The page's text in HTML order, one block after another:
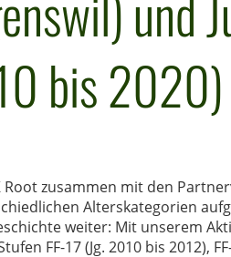
bis 2020)
zusammen mit den
Alterskategorien
weiter: Mit unserem
FF-17 (Jg. 2010 bis 2012),